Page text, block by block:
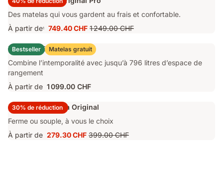
Des matelas qui vous gardent au frais et confortable.
À partir de1
Prix
749.40 CHF
749.40 CHF Prix
d'origine
1 249.00 CHF
1 249.00 CHF
Bestseller Matelas gratuit
Lit Coffre Emma Original
Combine l’intemporalité avec jusqu’à 796 litres d’espace de
rangement
À partir de 1 099.00 CHF
30% de réduction
Surmatelas Emma Original
Ferme ou souple, à vous le choix
À partir de Prix
279.30 CHF Prix
399.00 CHF